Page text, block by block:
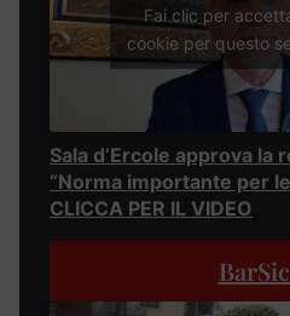
Fai clic per
cookie per questo
Sala d’Ercole approva la
“Norma importante per
CLICCA PER IL VIDEO